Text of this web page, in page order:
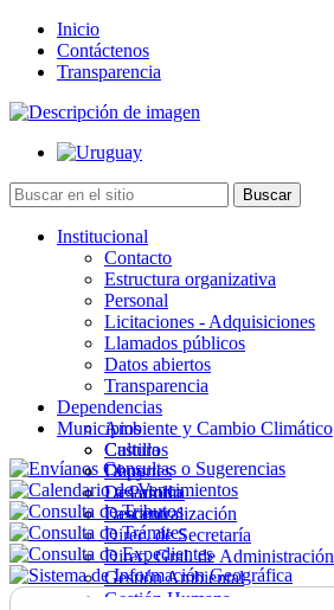
Inicio
Contáctenos
Transparencia
Institucional
Contacto
Estructura organizativa
Personal
Licitaciones - Adquisiciones
Llamados públicos
Datos abiertos
Transparencia
Dependencias
Ambiente y Cambio Climático
Cultura
Deportes
Desarrollo
Descentralización
Direc. de Secretaría
Direc. Gral. de Administración
Gestión Ambiental
Gestión Humana
Municipios
Castillos
Chuy
La Paloma
Lascano